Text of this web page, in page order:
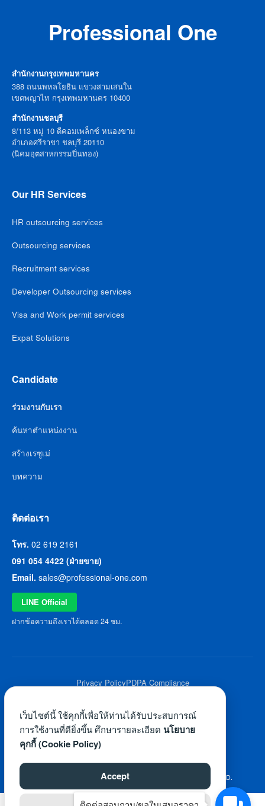
Professional One
สำนักงานกรุงเทพมหานคร
388 ถนนพหลโยธิน แขวงสามเสนใน
เขตพญาไท กรุงเทพมหานคร 10400
สำนักงานชลบุรี
8/113 หมู่ 10 ดีคอมเพล็กซ์ หนองขาม
อำเภอศรีราชา ชลบุรี 20110
(นิคมอุตสาหกรรมปิ่นทอง)
Our HR Services
HR outsourcing services
Outsourcing services
Recruitment services
Developer Outsourcing services
Visa and Work permit services
Expat Solutions
Candidate
ร่วมงานกับเรา
ค้นหาตำแหน่งงาน
สร้างเรซูเม่
บทความ
ติดต่อเรา
โทร. 02 619 2161
091 054 4422 (ฝ่ายขาย)
Email. sales@professional-one.com
LINE Official
ฝากข้อความถึงเราได้ตลอด 24 ชม.
Privacy PolicyPDPA Compliance
©2026 WWW.PROFESSIONAL-ONE.COM. ALL RIGHTS RESERVED.
เว็บไซต์นี้ ใช้คุกกี้เพื่อให้ท่านได้รับประสบการณ์
การใช้งานที่ดียิ่งขึ้น ศึกษารายละเอียด นโยบาย
คุกกี้ (Cookie Policy)
Accept